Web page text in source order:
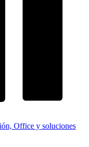
Office y soluciones